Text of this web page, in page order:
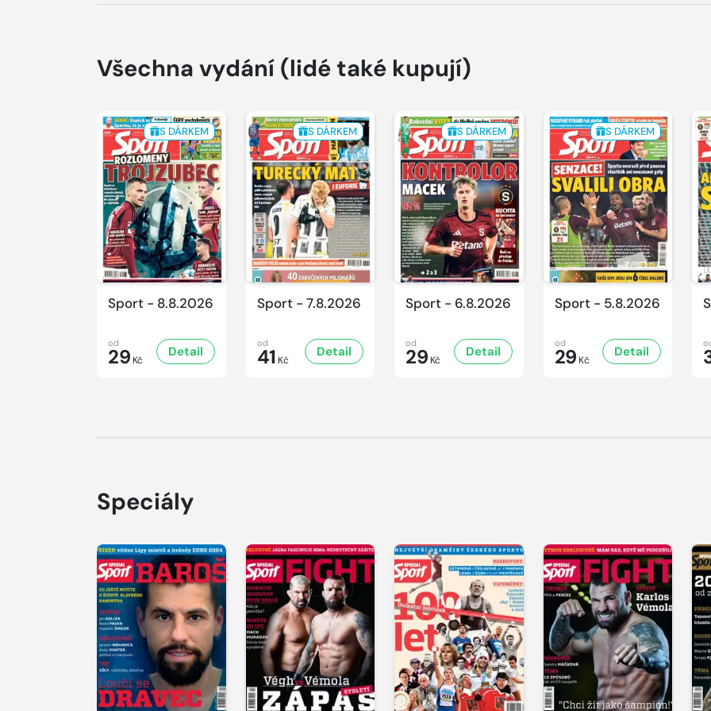
Všechna vydání (lidé také kupují)
S DÁRKEM
Sport - 8.8.2026
od
29 Kč
Detail
S DÁRKEM
Sport - 7.8.2026
od
41 Kč
Detail
S DÁRKEM
Sport - 6.8.2026
od
29 Kč
Detail
S DÁRKEM
Sport - 5.8.2026
od
29 Kč
Detail
Speciály